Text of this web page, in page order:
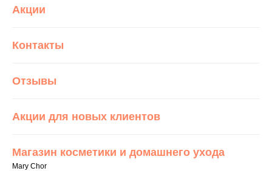
Акции
Контакты
Отзывы
Акции для новых клиентов
Магазин косметики и домашнего ухода
Mary Chor